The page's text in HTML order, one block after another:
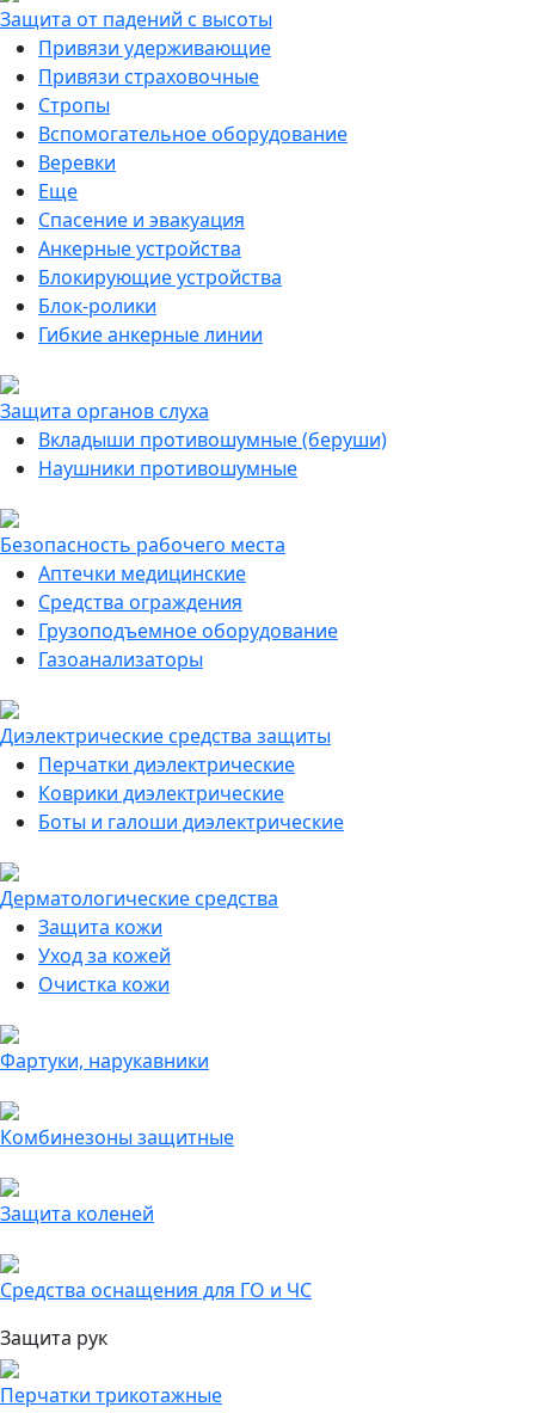
Защита от падений с высоты
Привязи удерживающие
Привязи страховочные
Стропы
Вспомогательное оборудование
Веревки
Еще
Спасение и эвакуация
Анкерные устройства
Блокирующие устройства
Блок-ролики
Гибкие анкерные линии
Защита органов слуха
Вкладыши противошумные (беруши)
Наушники противошумные
Безопасность рабочего места
Аптечки медицинские
Средства ограждения
Грузоподъемное оборудование
Газоанализаторы
Диэлектрические средства защиты
Перчатки диэлектрические
Коврики диэлектрические
Боты и галоши диэлектрические
Дерматологические средства
Защита кожи
Уход за кожей
Очистка кожи
Фартуки, нарукавники
Комбинезоны защитные
Защита коленей
Средства оснащения для ГО и ЧС
Защита рук
Перчатки трикотажные